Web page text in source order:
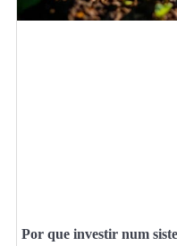
Por que investir num